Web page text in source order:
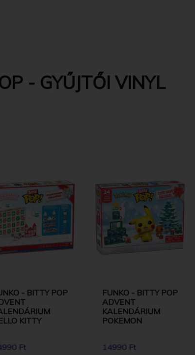
- GYŰJTŐI VINYL
- BITTY POP
KITTY
Ft
FUNKO - BITTY POP
ADVENT
KALENDÁRIUM
POKEMON
14990 Ft